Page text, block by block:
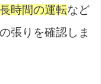
時間の運転など
張りを確認しま